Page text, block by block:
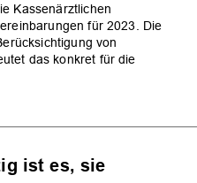
Kassenärztlichen
für 2023. Die
von
das konkret für die
ist es, sie